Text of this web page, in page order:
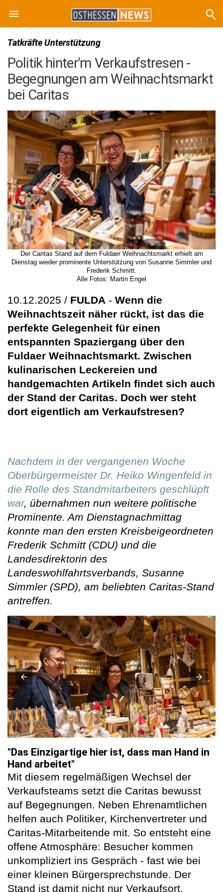
Tatkräfte Unterstützung
Politik hinter'm Verkaufstresen -
Begegnungen am Weihnachtsmarkt
bei Caritas
Der Caritas Stand auf dem Fuldaer Weihnachtsmarkt erhielt am
Dienstag wieder prominente Unterstützung von Susanne Simmler und
Frederik Schmitt.
Alle Fotos: Martin Engel
10.12.2025 / FULDA - Wenn die
Weihnachtszeit näher rückt, ist das die
perfekte Gelegenheit für einen
entspannten Spaziergang über den
Fuldaer Weihnachtsmarkt. Zwischen
kulinarischen Leckereien und
handgemachten Artikeln findet sich auch
der Stand der Caritas. Doch wer steht
dort eigentlich am Verkaufstresen?
Nachdem in der vergangenen Woche
Oberbürgermeister Dr. Heiko Wingenfeld in
die Rolle des Standmitarbeiters geschlüpft
war, übernahmen nun weitere politische
Prominente. Am Dienstagnachmittag
konnte man den ersten Kreisbeigeordneten
Frederik Schmitt (CDU) und die
Landesdirektorin des
Landeswohlfahrtsverbands, Susanne
Simmler (SPD), am beliebten Caritas-Stand
antreffen.
"Das Einzigartige hier ist, dass man Hand in
Hand arbeitet"
Mit diesem regelmäßigen Wechsel der
Verkaufsteams setzt die Caritas bewusst
auf Begegnungen. Neben Ehrenamtlichen
helfen auch Politiker, Kirchenvertreter und
Caritas-Mitarbeitende mit. So entsteht eine
offene Atmosphäre: Besucher kommen
unkompliziert ins Gespräch - fast wie bei
einer kleinen Bürgersprechstunde. Der
Stand ist damit nicht nur Verkaufsort,